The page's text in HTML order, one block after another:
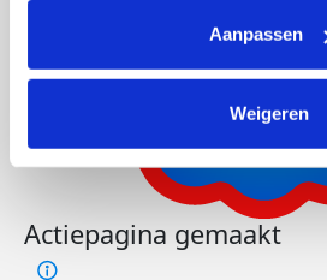
Aanpassen
Weigeren
Actiepagina gemaakt